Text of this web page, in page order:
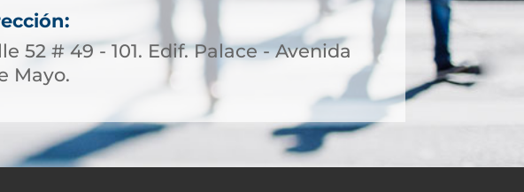
52 # 49 - 101. Edif. Palace - Avenida
Mayo.